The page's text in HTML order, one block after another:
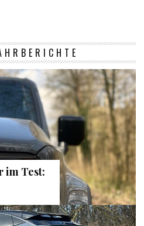
im Test: